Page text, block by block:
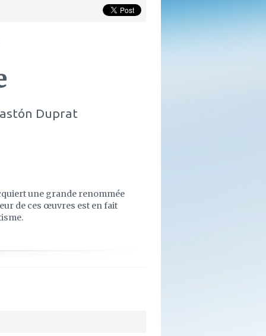
Duprat
une grande renommée
de ces œuvres est en fait